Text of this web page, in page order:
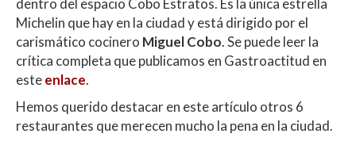
dentro del espacio Cobo Estratos. Es la única estrella
Michelin que hay en la ciudad y está dirigido por el
carismático cocinero Miguel Cobo. Se puede leer la
crítica completa que publicamos en Gastroactitud en
esteenlace.
Hemos querido destacar en este artículo otros 6
restaurantes que merecen mucho la pena en la ciudad.